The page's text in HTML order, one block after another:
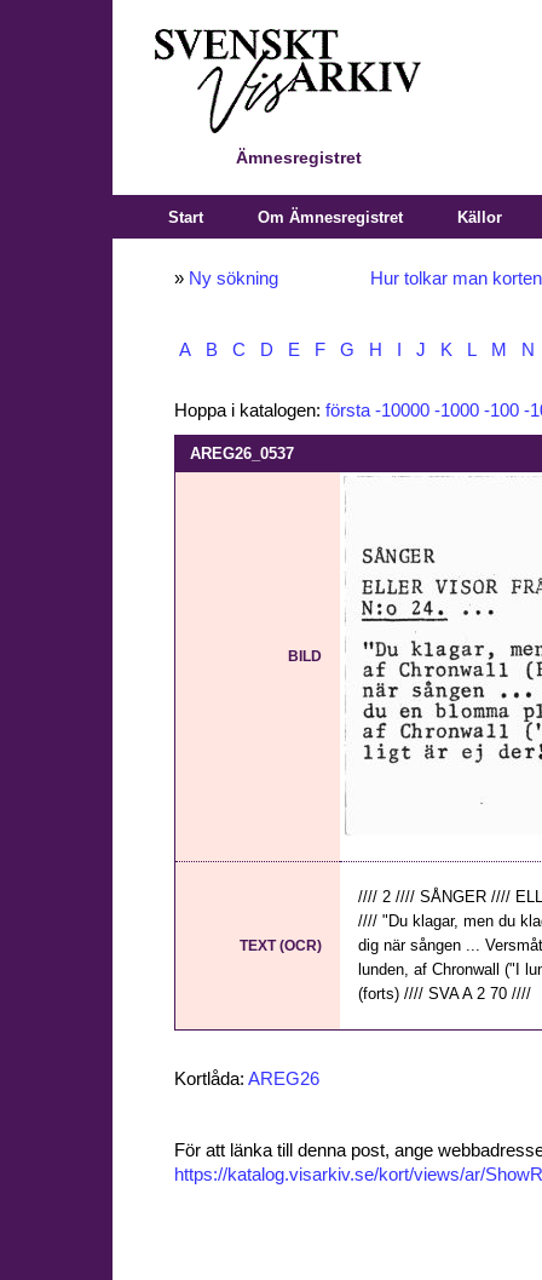
Ämnesregistret
Start Om Ämnesregistret Källor
» Ny sökning Hur tolkar man
A B C D E F G H J K L M N
Hoppa i katalogen: första -10000 -1000 -100 -
AREG26_0537
BILD
TEXT (OCR)
//// 2 //// SÅNGER ////
//// "Du klagar, men du
dig när sången ...
lunden, af Chronwall ("I
(forts) //// SVA A 2 70 ////
Kortlåda: AREG26
För att länka till denna post, ange
https://katalog.visarkiv.se/kort/views/ar/